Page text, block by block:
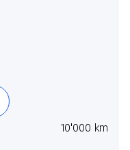
10'000 km